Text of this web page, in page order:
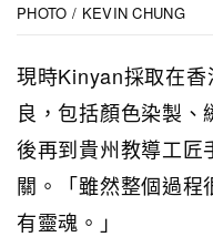
PHOTO / KEVIN CHUNG
現時Kinyan採取在
良，包括顏色染製
後再到貴州教導工匠
關。「雖然整個過程
有靈魂。」